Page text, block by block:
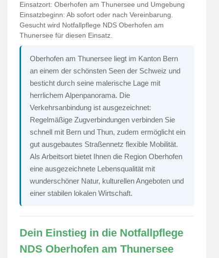
Einsatzort: Oberhofen am Thunersee und Umgebung
Einsatzbeginn: Ab sofort oder nach Vereinbarung.
Gesucht wird Notfallpflege NDS Oberhofen am
Thunersee für diesen Einsatz.
Oberhofen am Thunersee liegt im Kanton Bern
an einem der schönsten Seen der Schweiz und
besticht durch seine malerische Lage mit
herrlichem Alpenpanorama. Die
Verkehrsanbindung ist ausgezeichnet:
Regelmäßige Zugverbindungen verbinden Sie
schnell mit Bern und Thun, zudem ermöglicht ein
gut ausgebautes Straßennetz flexible Mobilität.
Als Arbeitsort bietet Ihnen die Region Oberhofen
eine ausgezeichnete Lebensqualität mit
wunderschöner Natur, kulturellen Angeboten und
einer stabilen lokalen Wirtschaft.
Dein Einstieg in die Notfallpflege
NDS Oberhofen am Thunersee